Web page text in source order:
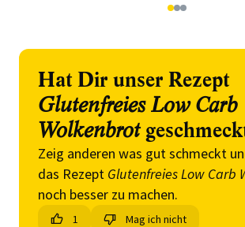
123
Hat Dir unser Rezept
Glutenfreies Low Carb
Wolkenbrot
Zeig anderen was gut schmeckt
das Rezept Glutenfreies Low Carb
noch besser zu machen.
1 Mag ich nicht